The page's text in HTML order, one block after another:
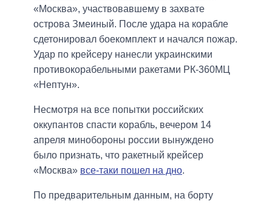
«Москва», участвовавшему в захвате
острова Змеиный. После удара на корабле
сдетонировал боекомплект и начался пожар.
Удар по крейсеру нанесли украинскими
противокорабельными ракетами РК-360МЦ
«Нептун».
Несмотря на все попытки российских
оккупантов спасти корабль, вечером 14
апреля минобороны россии вынуждено
было признать, что ракетный крейсер
«Москва» все-таки пошел на дно.
По предварительным данным, на борту